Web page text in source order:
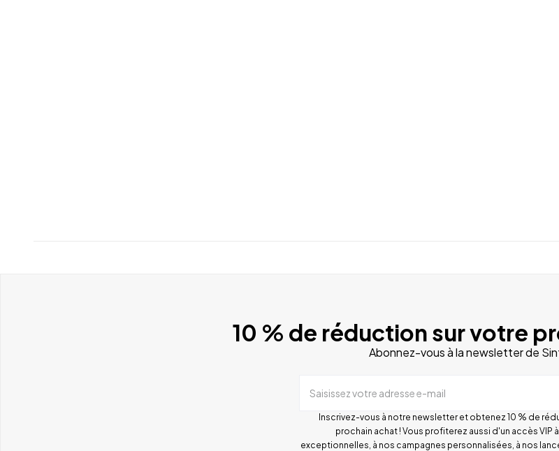
10 % de réduction sur votre
Abonnez-vous à la newsletter de
Saisissez votre adresse e-mail
Inscrivez-vous à notre newsletter et obtenez 10 % de
prochain achat ! Vous profiterez aussi d'un accès VIP
exceptionnelles, à nos campagnes personnalisées, à nos